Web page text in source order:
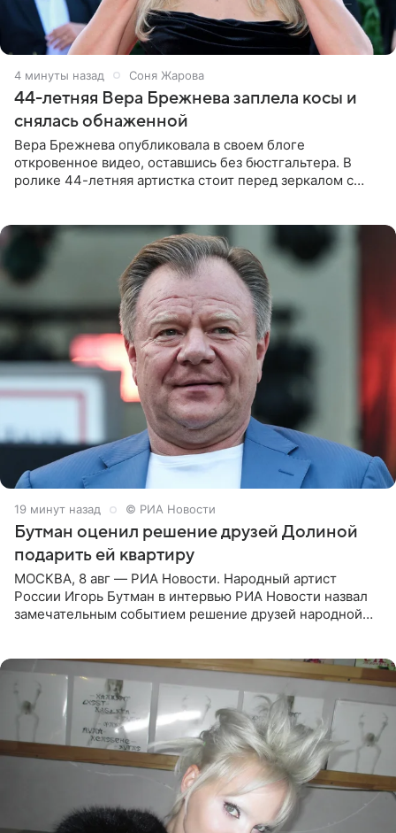
4 минуты назад Соня Жарова
44-летняя Вера Брежнева заплела косы и
снялась обнаженной
Вера Брежнева опубликовала в своем блоге
откровенное видео, оставшись без бюстгальтера. В
ролике 44-летняя артистка стоит перед зеркалом с
19 минут назад © РИА Новости
Бутман оценил решение друзей Долиной
подарить ей квартиру
МОСКВА, 8 авг — РИА Новости. Народный артист
России Игорь Бутман в интервью РИА Новости назвал
замечательным событием решение друзей народной